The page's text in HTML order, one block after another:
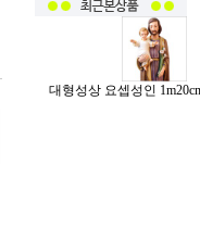
대형성상 요셉성인